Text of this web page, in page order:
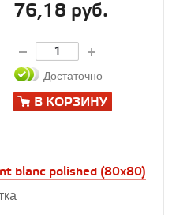
blanc polished (80x80)
76,18 руб.
Достаточно
В КОРЗИНУ